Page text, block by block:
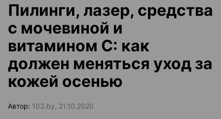
Пилинги, лазер, средства
с мочевиной и
витамином С: как
должен меняться уход за
кожей осенью
Автор: 103.by, 21.10.2020